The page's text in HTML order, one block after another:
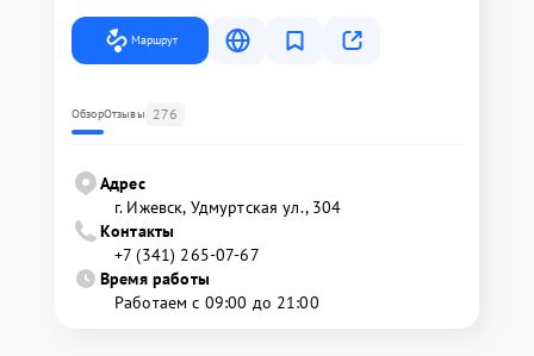
Маршрут
ОбзорОтзывы 276
Адрес
г. Ижевск, Удмуртская ул., 304
Контакты
+7 (341) 265-07-67
Время работы
Работаем с 09:00 до 21:00